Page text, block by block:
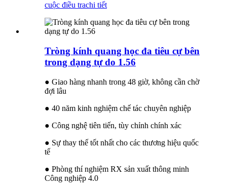
cuộc điều trachi tiết
Tròng kính quang học đa tiêu cự bên
trong dạng tự do 1.56
● Giao hàng nhanh trong 48 giờ, không cần chờ
đợi lâu
● 40 năm kinh nghiệm chế tác chuyên nghiệp
● Công nghệ tiên tiến, tùy chỉnh chính xác
● Sự thay thế tốt nhất cho các thương hiệu quốc
tế
● Phòng thí nghiệm RX sản xuất thông minh
Công nghiệp 4.0